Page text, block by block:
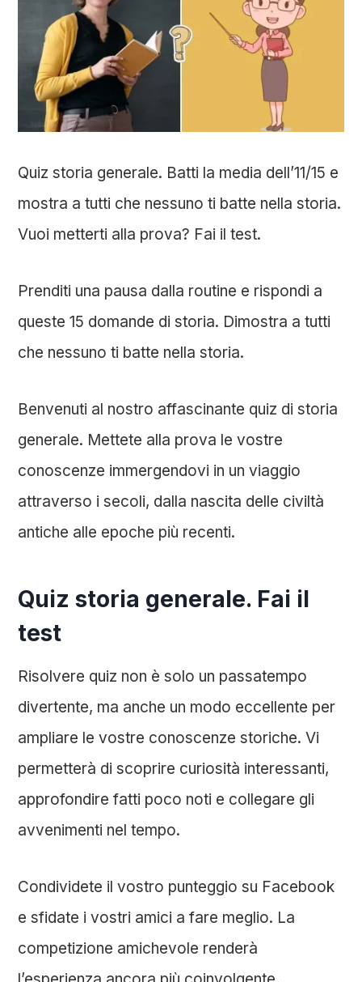
Quiz storia generale. Batti la media dell’11/15 e
mostra a tutti che nessuno ti batte nella storia.
Vuoi metterti alla prova? Fai il test.
Prenditi una pausa dalla routine e rispondi a
queste 15 domande di storia. Dimostra a tutti
che nessuno ti batte nella storia.
Benvenuti al nostro affascinante quiz di storia
generale. Mettete alla prova le vostre
conoscenze immergendovi in un viaggio
attraverso i secoli, dalla nascita delle civiltà
antiche alle epoche più recenti.
Quiz storia generale. Fai il
test
Risolvere quiz non è solo un passatempo
divertente, ma anche un modo eccellente per
ampliare le vostre conoscenze storiche. Vi
permetterà di scoprire curiosità interessanti,
approfondire fatti poco noti e collegare gli
avvenimenti nel tempo.
Condividete il vostro punteggio su Facebook
e sfidate i vostri amici a fare meglio. La
competizione amichevole renderà